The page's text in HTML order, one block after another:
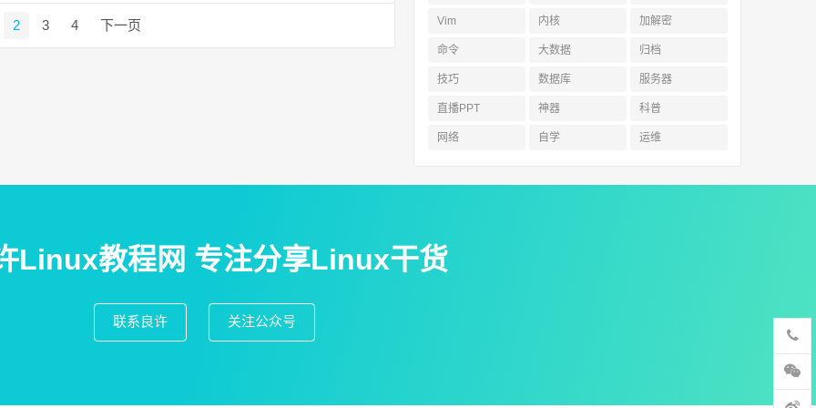
2 3 4 下一页 Vim 内核 加解密
命令 大数据 归档
技巧 数据库 服务器
直播PPT 神器 科普
网络 自学 运维
Linux教程网 专注分享Linux干货
联系良许 关注公众号